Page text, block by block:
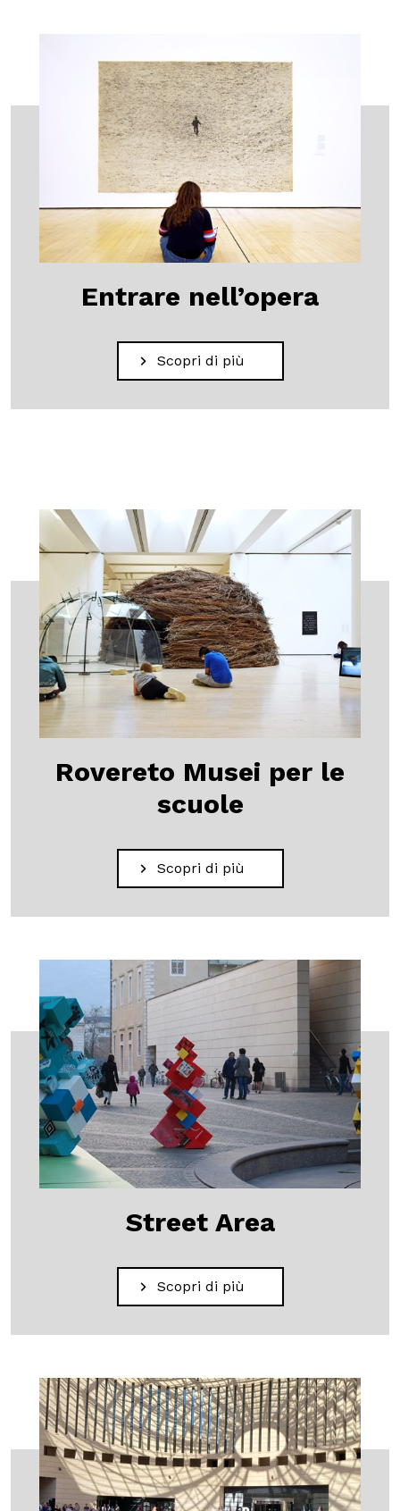
Entrare nell’opera
Scopri di più
Rovereto Musei per le
scuole
Scopri di più
Street Area
Scopri di più